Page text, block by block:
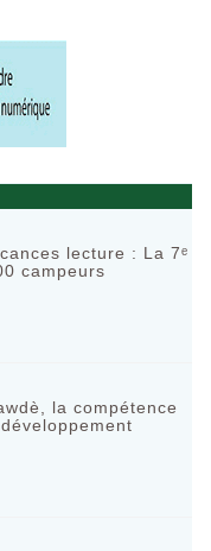
lecture : La 7ᵉ
campeurs
la compétence